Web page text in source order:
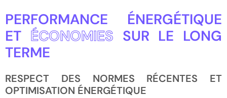
PERFORMANCE ÉNERGÉTIQUE
ET ÉCONOMIES SUR LE LONG
TERME
RESPECT DES NORMES RÉCENTES ET
OPTIMISATION ÉNERGÉTIQUE